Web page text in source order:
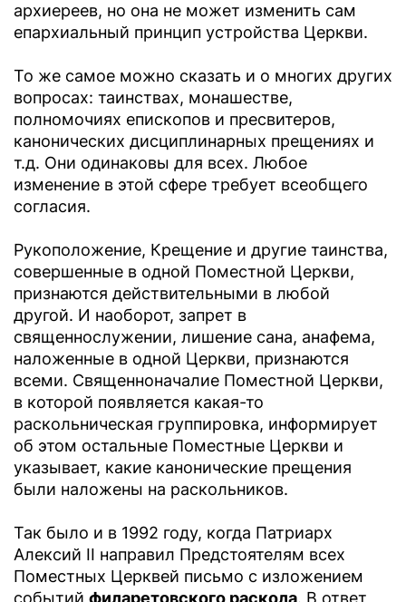
архиереев, но она не может изменить сам
епархиальный принцип устройства Церкви.
То же самое можно сказать и о многих других
вопросах: таинствах, монашестве,
полномочиях епископов и пресвитеров,
канонических дисциплинарных прещениях и
т.д. Они одинаковы для всех. Любое
изменение в этой сфере требует всеобщего
согласия.
Рукоположение, Крещение и другие таинства,
совершенные в одной Поместной Церкви,
признаются действительными в любой
другой. И наоборот, запрет в
священнослужении, лишение сана, анафема,
наложенные в одной Церкви, признаются
всеми. Священноначалие Поместной Церкви,
в которой появляется какая-то
раскольническая группировка, информирует
об этом остальные Поместные Церкви и
указывает, какие канонические прещения
были наложены на раскольников.
Так было и в 1992 году, когда Патриарх
Алексий II направил Предстоятелям всех
Поместных Церквей письмо с изложением
событий филаретовского раскола. В ответ